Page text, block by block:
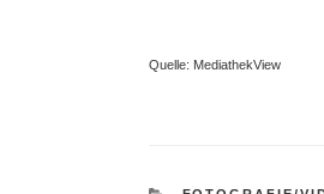
Quelle: MediathekView